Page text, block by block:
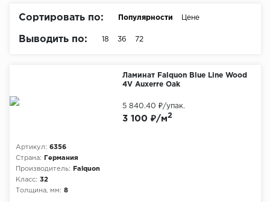
Сортировать по: Популярности Цене
Выводить по: 18 36 72
Ламинат Falquon Blue Line Wood
4V Auxerre Oak
Артикул: 6356
Страна:
Германия
Производитель:
Falquon
Класс: 32
Толщина, мм: 8
3 100 ₽/м2
5 840.40 ₽/упак.